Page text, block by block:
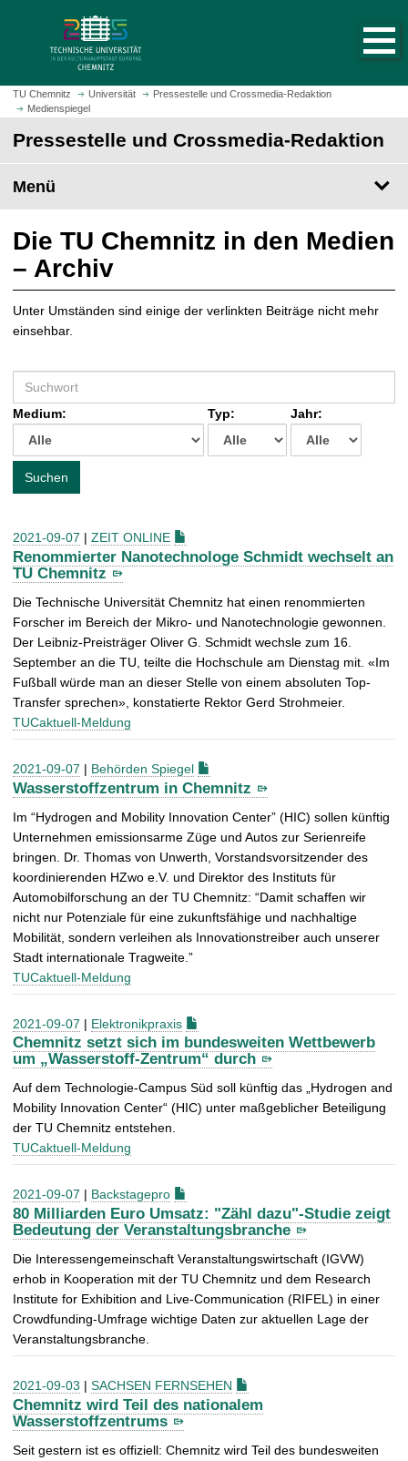
m
H
t
s
i
e
a
u
f
r
u
f
e
TU Chemnitz Universität
Pressestelle und Crossmedia-Redaktion
Medienspiegel
Pressestelle und Crossmedia-Redaktion
Menü
Die TU Chemnitz in den Medien
– Archiv
Unter Umständen sind einige der verlinkten Beiträge nicht mehr
einsehbar.
u
c
e
h
:
Medium: Typ: Jahr:
Suchen
2021-09-07 | ZEIT ONLINE
Renommierter Nanotechnologe Schmidt wechselt an
TU Chemnitz
Die Technische Universität Chemnitz hat einen renommierten
Forscher im Bereich der Mikro- und Nanotechnologie gewonnen.
Der Leibniz-Preisträger Oliver G. Schmidt wechsle zum 16.
September an die TU, teilte die Hochschule am Dienstag mit. «Im
Fußball würde man an dieser Stelle von einem absoluten Top-
Transfer sprechen», konstatierte Rektor Gerd Strohmeier.
TUCaktuell-Meldung
2021-09-07 | Behörden Spiegel
Wasserstoffzentrum in Chemnitz
Im “Hydrogen and Mobility Innovation Center” (HIC) sollen künftig
Unternehmen emissionsarme Züge und Autos zur Serienreife
bringen. Dr. Thomas von Unwerth, Vorstandsvorsitzender des
koordinierenden HZwo e.V. und Direktor des Instituts für
Automobilforschung an der TU Chemnitz: “Damit schaffen wir
nicht nur Potenziale für eine zukunftsfähige und nachhaltige
Mobilität, sondern verleihen als Innovationstreiber auch unserer
Stadt internationale Tragweite.”
TUCaktuell-Meldung
2021-09-07 | Elektronikpraxis
Chemnitz setzt sich im bundesweiten Wettbewerb
um „Wasserstoff-Zentrum“ durch
Auf dem Technologie-Campus Süd soll künftig das „Hydrogen and
Mobility Innovation Center“ (HIC) unter maßgeblicher Beteiligung
der TU Chemnitz entstehen.
TUCaktuell-Meldung
2021-09-07 | Backstagepro
80 Milliarden Euro Umsatz: "Zähl dazu"-Studie zeigt
Bedeutung der Veranstaltungsbranche
Die Interessengemeinschaft Veranstaltungswirtschaft (IGVW)
erhob in Kooperation mit der TU Chemnitz und dem Research
Institute for Exhibition and Live-Communication (RIFEL) in einer
Crowdfunding-Umfrage wichtige Daten zur aktuellen Lage der
Veranstaltungsbranche.
2021-09-03 | SACHSEN FERNSEHEN
Chemnitz wird Teil des nationalem
Wasserstoffzentrums
Seit gestern ist es offiziell: Chemnitz wird Teil des bundesweiten